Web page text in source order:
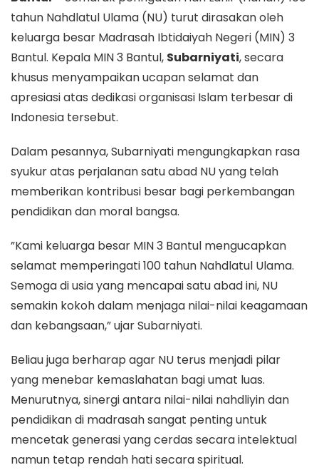
tahun Nahdlatul Ulama (NU) turut dirasakan oleh
keluarga besar Madrasah Ibtidaiyah Negeri (MIN) 3
Bantul. Kepala MIN 3 Bantul, Subarniyati, secara
khusus menyampaikan ucapan selamat dan
apresiasi atas dedikasi organisasi Islam terbesar di
Indonesia tersebut.
​Dalam pesannya, Subarniyati mengungkapkan rasa
syukur atas perjalanan satu abad NU yang telah
memberikan kontribusi besar bagi perkembangan
pendidikan dan moral bangsa.
​”Kami keluarga besar MIN 3 Bantul mengucapkan
selamat memperingati 100 tahun Nahdlatul Ulama.
Semoga di usia yang mencapai satu abad ini, NU
semakin kokoh dalam menjaga nilai-nilai keagamaan
dan kebangsaan,” ujar Subarniyati.
​Beliau juga berharap agar NU terus menjadi pilar
yang menebar kemaslahatan bagi umat luas.
Menurutnya, sinergi antara nilai-nilai nahdliyin dan
pendidikan di madrasah sangat penting untuk
mencetak generasi yang cerdas secara intelektual
namun tetap rendah hati secara spiritual.